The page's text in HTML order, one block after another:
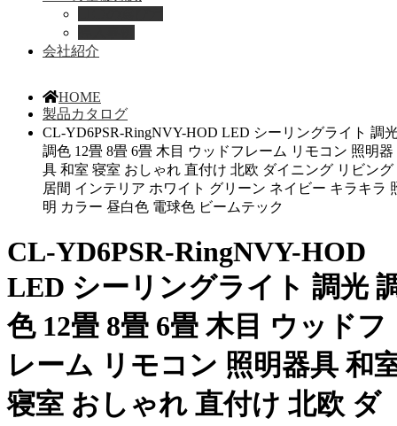
会社紹介
HOME
製品カタログ
CL-YD6PSR-RingNVY-HOD LED シーリングライト 調
調色 12畳 8畳 6畳 木目 ウッドフレーム リモコン 照明器
具 和室 寝室 おしゃれ 直付け 北欧 ダイニング リビング
居間 インテリア ホワイト グリーン ネイビー キラキラ
明 カラー 昼白色 電球色 ビームテック
CL-YD6PSR-RingNVY-HOD
LED シーリングライト 調光
色 12畳 8畳 6畳 木目 ウッドフ
レーム リモコン 照明器具 和
寝室 おしゃれ 直付け 北欧 ダ